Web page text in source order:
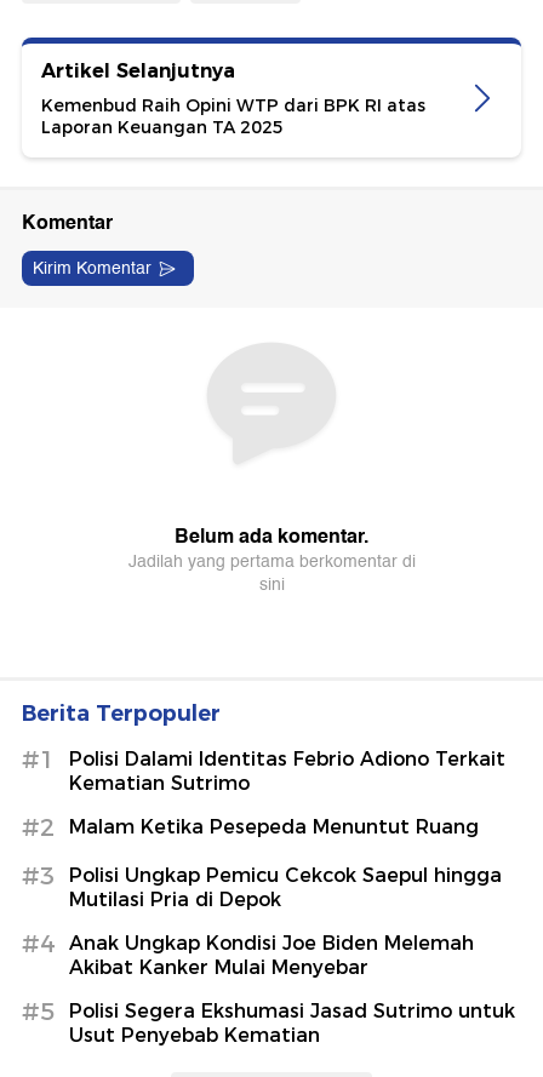
Artikel Selanjutnya
Kemenbud Raih Opini WTP dari BPK RI atas
Laporan Keuangan TA 2025
Berita Terpopuler
#1
Polisi Dalami Identitas Febrio Adiono Terkait
Kematian Sutrimo
#2 Malam Ketika Pesepeda Menuntut Ruang
#3
Polisi Ungkap Pemicu Cekcok Saepul hingga
Mutilasi Pria di Depok
#4
Anak Ungkap Kondisi Joe Biden Melemah
Akibat Kanker Mulai Menyebar
#5
Polisi Segera Ekshumasi Jasad Sutrimo untuk
Usut Penyebab Kematian